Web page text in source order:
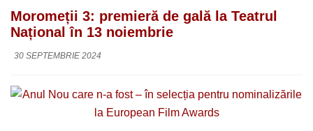
Moromeții 3: premieră de gală la Teatrul
Național în 13 noiembrie
30 SEPTEMBRIE 2024